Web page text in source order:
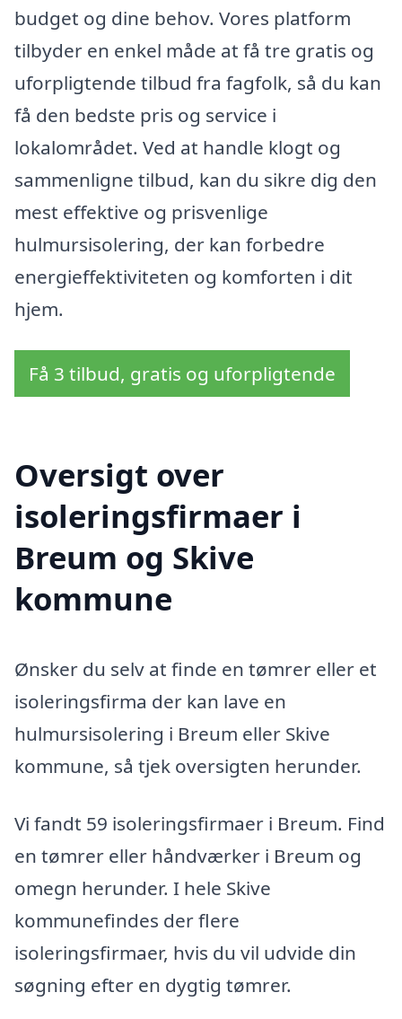
budget og dine behov. Vores platform
tilbyder en enkel måde at få tre gratis og
uforpligtende tilbud fra fagfolk, så du kan
få den bedste pris og service i
lokalområdet. Ved at handle klogt og
sammenligne tilbud, kan du sikre dig den
mest effektive og prisvenlige
hulmursisolering, der kan forbedre
energieffektiviteten og komforten i dit
hjem.
Få 3 tilbud, gratis og uforpligtende
Oversigt over
isoleringsfirmaer i
Breum og Skive
kommune
Ønsker du selv at finde en tømrer eller et
isoleringsfirma der kan lave en
hulmursisolering i Breum eller Skive
kommune, så tjek oversigten herunder.
Vi fandt 59 isoleringsfirmaer i Breum. Find
en tømrer eller håndværker i Breum og
omegn herunder. I hele Skive
kommunefindes der flere
isoleringsfirmaer, hvis du vil udvide din
søgning efter en dygtig tømrer.